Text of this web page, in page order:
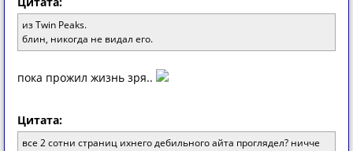
из Twin Peaks.
блин, никогда не видал его.
пока прожил жизнь зря..
Цитата:
все 2 сотни страниц ихнего дебильного айта проглядел? ничче